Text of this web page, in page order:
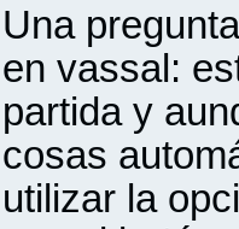
Una
en vassal:
partida y
cosas
utilizar la